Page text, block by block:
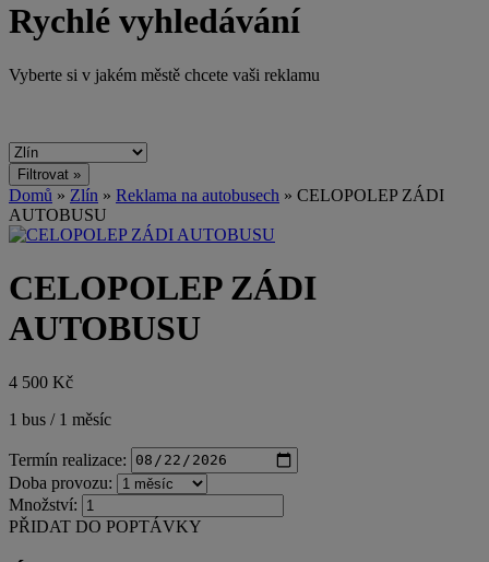
Rychlé vyhledávání
Vyberte si v jakém městě chcete vaši reklamu
Domů » Zlín » Reklama na autobusech » CELOPOLEP ZÁDI
AUTOBUSU
CELOPOLEP ZÁDI
AUTOBUSU
4 500 Kč
1 bus / 1 měsíc
Termín realizace:
Doba provozu:
Množství:
PŘIDAT DO POPTÁVKY